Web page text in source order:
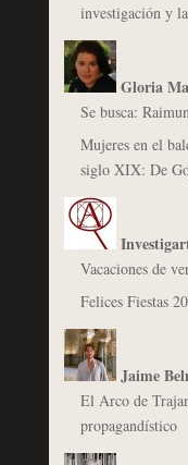
investigación y
Gloria
Se busca:
Mujeres en el
siglo XIX: De
Vacaciones de
Felices Fiestas
Jaime
El Arco de
propagandístico